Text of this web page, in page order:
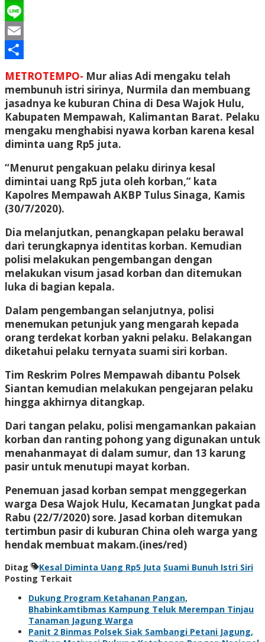
WhatsApp
Line
Email
METROTEMPO- Mur alias Adi mengaku telah
membunuh istri sirinya, Nurmila dan membuang
jasadnya ke kuburan China di Desa Wajok Hulu,
Kabupaten Mempawah, Kalimantan Barat. Pelaku
mengaku menghabisi nyawa korban karena kesal
diminta uang Rp5 juta.
“Menurut pengakuan pelaku dirinya kesal
dimintai uang Rp5 juta oleh korban,” kata
Kapolres Mempawah AKBP Tulus Sinaga, Kamis
(30/7/2020).
Dia melanjutkan, penangkapan pelaku berawal
dari terungkapnya identitas korban. Kemudian
polisi melakukan pengembangan dengan
melakukan visum jasad korban dan ditemukan
luka di bagian kepala.
Dalam pengembangan selanjutnya, polisi
menemukan petunjuk yang mengarah kepada
orang terdekat korban yakni pelaku. Belakangan
diketahui pelaku ternyata suami siri korban.
Tim Reskrim Polres Mempawah dibantu Polsek
Siantan kemudian melakukan pengejaran pelaku
hingga akhirnya ditangkap.
Dari tangan pelaku, polisi mengamankan pakaian
korban dan ranting pohong yang digunakan untuk
menahanmayat di dalam sumur, dan 13 karung
pasir untuk menutupi mayat korban.
Penemuan jasad korban sempat menggegerkan
warga Desa Wajok Hulu, Kecamatan Jungkat pada
Rabu (22/7/2020) sore. Jasad korban ditemukan
tertimbun pasir di kuburan China oleh warga yang
hendak membuat makam.(ines/red)
Ditag Kesal Diminta Uang Rp5 Juta Suami Bunuh Istri Siri
Posting Terkait
Dukung Program Ketahanan Pangan,
Bhabinkamtibmas Kampung Teluk Merempan Tinjau
Tanaman Jagung Warga
Panit 2 Binmas Polsek Siak Sambangi Petani Jagung,